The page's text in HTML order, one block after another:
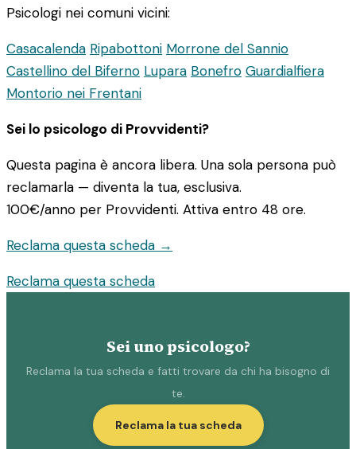
Psicologi nei comuni vicini:
Casacalenda Ripabottoni Morrone del Sannio
Castellino del Biferno Lupara Bonefro Guardialfiera
Montorio nei Frentani
Sei lo psicologo di Provvidenti?
Questa pagina è ancora libera. Una sola persona può
reclamarla — diventa la tua, esclusiva.
100€/anno per Provvidenti. Attiva entro 48 ore.
Reclama questa scheda →
Reclama questa scheda
Sei uno psicologo?
Reclama la tua scheda e fatti trovare da chi ha bisogno di
te.
Reclama la tua scheda